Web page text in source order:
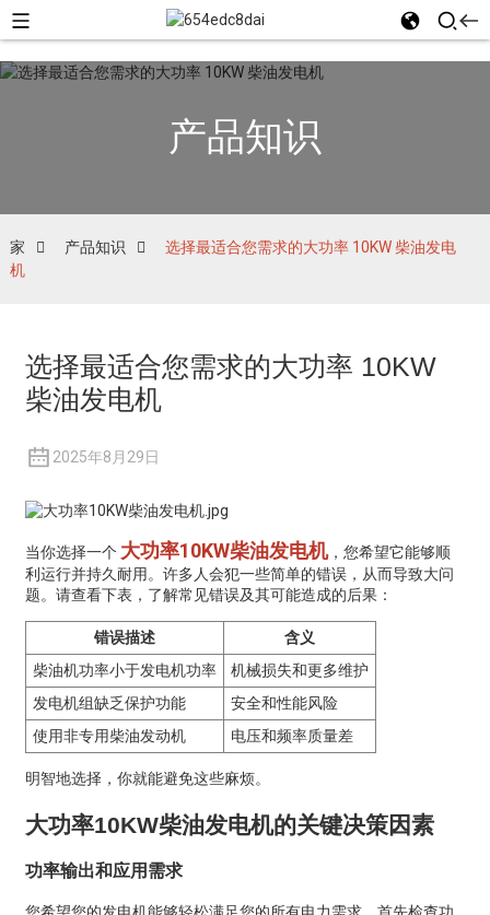
产品知识
家 产品知识
选择最适合您需求的大功率 10KW 柴油发电
机
选择最适合您需求的大功率 10KW
柴油发电机
2025年8月29日
当你选择一个 大功率10KW柴油发电机，您希望它能够顺
利运行并持久耐用。许多人会犯一些简单的错误，从而导致大问
题。请查看下表，了解常见错误及其可能造成的后果：
错误描述
含义
柴油机功率小于发电机功率
机械损失和更多维护
发电机组缺乏保护功能
安全和性能风险
使用非专用柴油发动机
电压和频率质量差
明智地选择，你就能避免这些麻烦。
大功率10KW柴油发电机的关键决策因素
功率输出和应用需求
您希望您的发电机能够轻松满足您的所有电力需求。首先检查功